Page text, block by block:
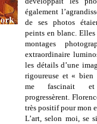
également
de ses photos
peints en blanc. Elles
montages
extraordinaire
les détails d’une
rigoureuse et « bien
me fascinait et
progressèrent.
très positif pour mon
L’art, selon moi, se